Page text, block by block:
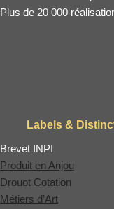
Plus de 20 000
Labels &
Brevet INPI
Produit en Anjou
Drouot Cotation
Métiers d’Art